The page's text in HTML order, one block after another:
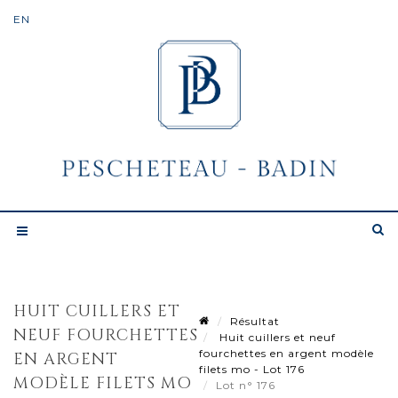
HUIT CUILLERS ET
NEUF FOURCHETTES
EN ARGENT
MODÈLE FILETS MO
Résultat
Huit cuillers et neuf
fourchettes en argent modèle
filets mo - Lot 176
Lot n° 176